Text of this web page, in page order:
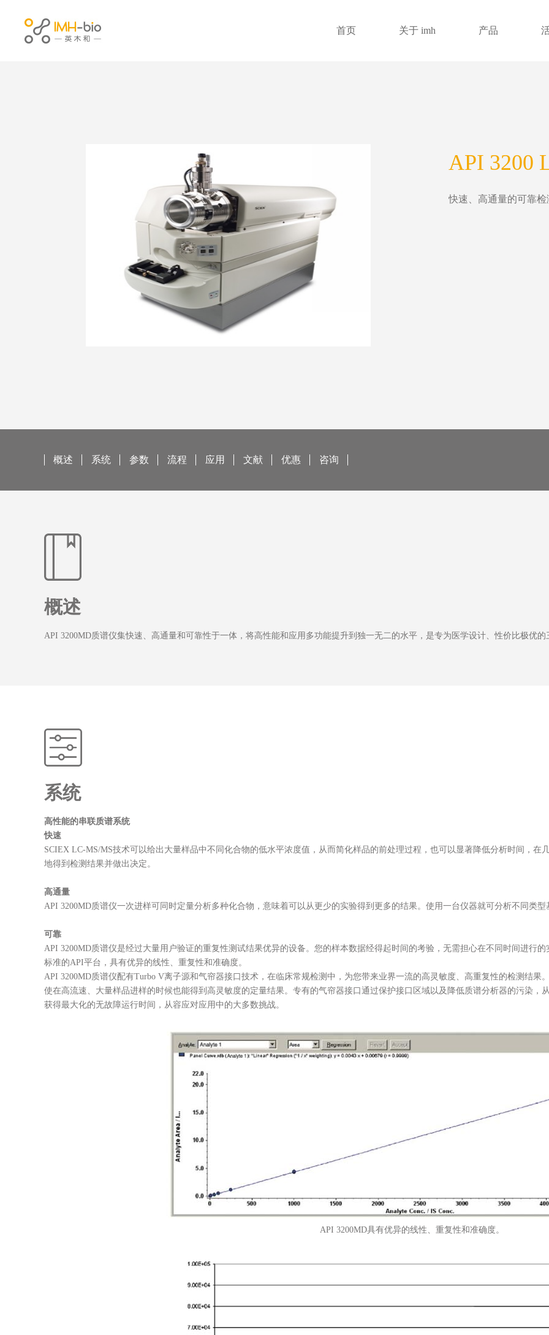
首页 关于 imh 产品
API 3200
快速、高通量的可靠检
概述 系统 参数 流程 应用 文献 优惠 咨询
概述
API 3200MD质谱仪集快速、高通量和可靠性于一体，将高性能和应用多功能提升到独一无二的水平，是专为医学设计、性价比极优的
系统
高性能的串联质谱系统
快速
SCIEX LC-MS/MS技术可以给出大量样品中不同化合物的低水平浓度值，从而简化样品的前处理过程，也可以显著降低分析时间，
地得到检测结果并做出决定。
高通量
API 3200MD质谱仪一次进样可同时定量分析多种化合物，意味着可以从更少的实验得到更多的结果。使用一台仪器就可分析不同类型
可靠
API 3200MD质谱仪是经过大量用户验证的重复性测试结果优异的设备。您的样本数据经得起时间的考验，无需担心在不同时间进行
标准的API平台，具有优异的线性、重复性和准确度。
API 3200MD质谱仪配有Turbo V离子源和气帘器接口技术，在临床常规检测中，为您带来业界一流的高灵敏度、高重复性的检测结果
使在高流速、大量样品进样的时候也能得到高灵敏度的定量结果。专有的气帘器接口通过保护接口区域以及降低质谱分析器的污染，
获得最大化的无故障运行时间，从容应对应用中的大多数挑战。
API 3200MD具有优异的线性、重复性和准确度。